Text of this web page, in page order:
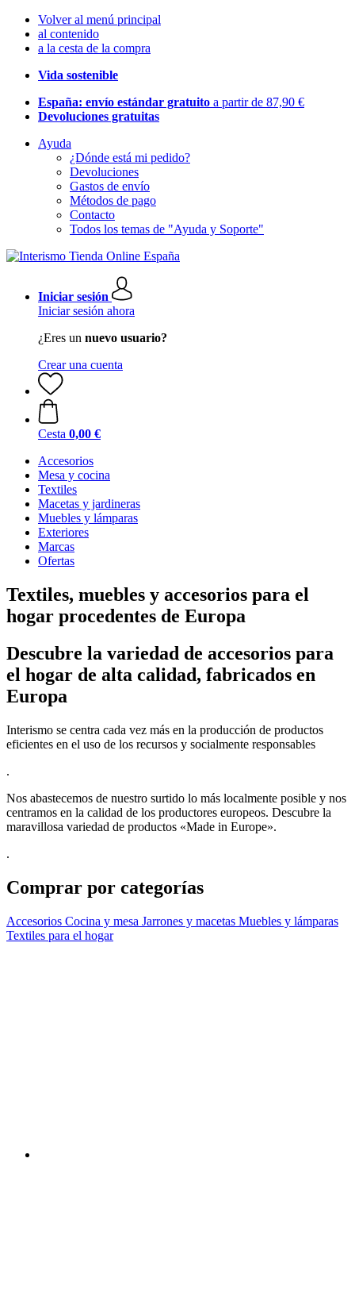
Volver al menú principal
al contenido
a la cesta de la compra
Vida sostenible
España: envío estándar gratuito a partir de 87,90 €
Devoluciones gratuitas
Ayuda
¿Dónde está mi pedido?
Devoluciones
Gastos de envío
Métodos de pago
Contacto
Todos los temas de "Ayuda y Soporte"
Iniciar sesión
Iniciar sesión ahora
¿Eres un nuevo usuario?
Crear una cuenta
Cesta 0,00 €
Accesorios
Mesa y cocina
Textiles
Macetas y jardineras
Muebles y lámparas
Exteriores
Marcas
Ofertas
Textiles, muebles y accesorios para el
hogar procedentes de Europa
Descubre la variedad de accesorios para
el hogar de alta calidad, fabricados en
Europa
Interismo se centra cada vez más en la producción de productos
eficientes en el uso de los recursos y socialmente responsables
.
Nos abastecemos de nuestro surtido lo más localmente posible y nos
centramos en la calidad de los productores europeos. Descubre la
maravillosa variedad de productos «Made in Europe».
.
Comprar por categorías
Accesorios Cocina y mesa Jarrones y macetas Muebles y lámparas
Textiles para el hogar